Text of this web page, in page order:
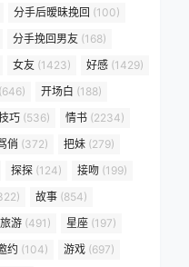
分手后暧昧挽回 (100)
分手挽回男友 (168)
女友 (1423) 好感 (1429)
(646) 开场白 (188)
巧 (536) 情书 (2234)
俏 (372) 把妹 (279)
探探 (124) 接吻 (199)
故事 (854)
旅游 (491) 星座 (197)
约 (104) 游戏 (697)